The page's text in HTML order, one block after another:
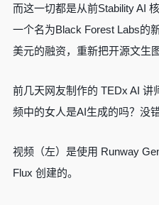
而这一切都是从前Stability AI
一个名为Black Forest Labs的
美元的融资，重新把开源文生
前几天网友制作的 TEDx AI 讲
频中的女人是AI生成的吗？没
视频（左）是使用 Runway
Flux 创建的。